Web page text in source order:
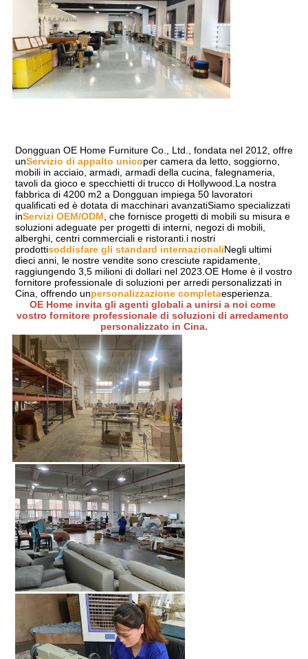
Dongguan OE Home Furniture Co., Ltd., fondata nel 2012, offre
unServizio di appalto unicoper camera da letto, soggiorno,
mobili in acciaio, armadi, armadi della cucina, falegnameria,
tavoli da gioco e specchietti di trucco di Hollywood.La nostra
fabbrica di 4200 m2 a Dongguan impiega 50 lavoratori
qualificati ed è dotata di macchinari avanzatiSiamo specializzati
inServizi OEM/ODM , che fornisce progetti di mobili su misura e
soluzioni adeguate per progetti di interni, negozi di mobili,
alberghi, centri commerciali e ristoranti.i nostri
prodottisoddisfare gli standard internazionaliNegli ultimi
dieci anni, le nostre vendite sono cresciute rapidamente,
raggiungendo 3,5 milioni di dollari nel 2023.OE Home è il vostro
fornitore professionale di soluzioni per arredi personalizzati in
Cina, offrendo unpersonalizzazione completaesperienza.
OE Home invita gli agenti globali a unirsi a noi come
vostro fornitore professionale di soluzioni di arredamento
personalizzato in Cina.